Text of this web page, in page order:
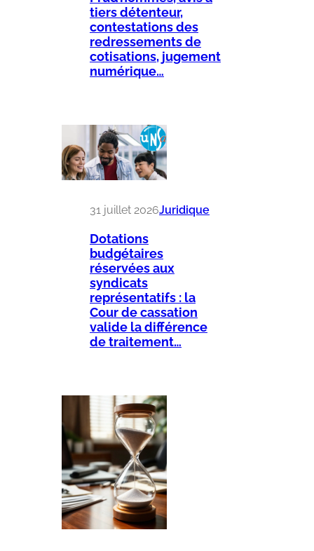
tiers détenteur,
contestations des
redressements de
cotisations, jugement
numérique…
31 juillet 2026Juridique
Dotations
budgétaires
réservées aux
syndicats
représentatifs : la
Cour de cassation
valide la différence
de traitement…